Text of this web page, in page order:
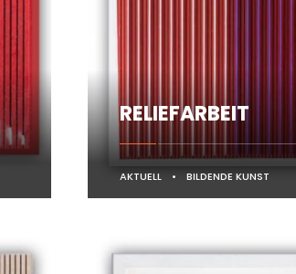
RELIEFARBEIT
AKTUELL • BILDENDE KUNST